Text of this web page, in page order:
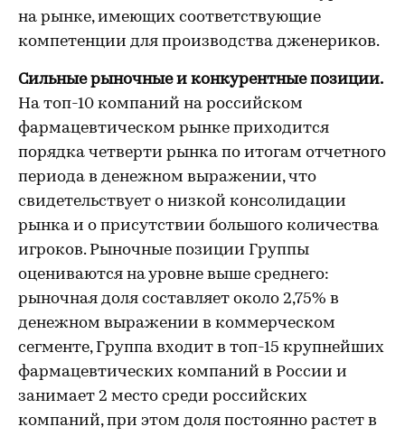
на рынке, имеющих соответствующие
компетенции для производства дженериков.
Сильные рыночные и конкурентные позиции.
На топ-10 компаний на российском
фармацевтическом рынке приходится
порядка четверти рынка по итогам отчетного
периода в денежном выражении, что
свидетельствует о низкой консолидации
рынка и о присутствии большого количества
игроков. Рыночные позиции Группы
оцениваются на уровне выше среднего:
рыночная доля составляет около 2,75% в
денежном выражении в коммерческом
сегменте, Группа входит в топ-15 крупнейших
фармацевтических компаний в России и
занимает 2 место среди российских
компаний, при этом доля постоянно растет в